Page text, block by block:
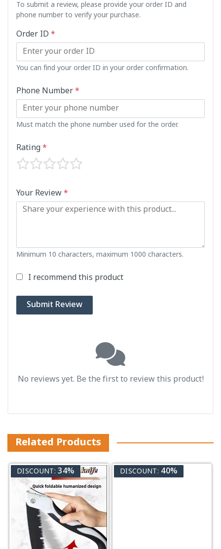
To submit a review, please provide your order ID and
phone number to verify your purchase.
Order ID *
You can find your order ID in your order confirmation.
Phone Number*
Must match the phone number used for the order.
Rating*
Your Review*
Minimum 10 characters, maximum 1000 characters.
I recommend this product
Submit Review
No reviews yet. Be the first to review this product!
Related Products
DISCOUNT: 34% DISCOUNT: 40%